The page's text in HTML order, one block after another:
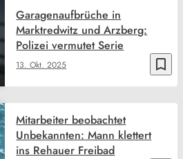
bookmark_border
13. Okt. 2025
Garagenaufbrüche in
Marktredwitz und Arzberg:
Polizei vermutet Serie
Mitarbeiter beobachtet
Unbekannten: Mann klettert
ins Rehauer Freibad